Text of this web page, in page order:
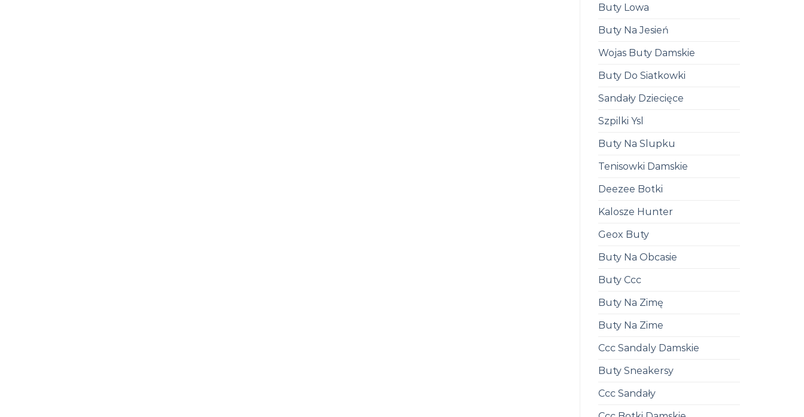
Buty Lowa
Buty Na Jesień
Wojas Buty Damskie
Buty Do Siatkowki
Sandały Dziecięce
Szpilki Ysl
Buty Na Slupku
Tenisowki Damskie
Deezee Botki
Kalosze Hunter
Geox Buty
Buty Na Obcasie
Buty Ccc
Buty Na Zimę
Buty Na Zime
Ccc Sandaly Damskie
Buty Sneakersy
Ccc Sandały